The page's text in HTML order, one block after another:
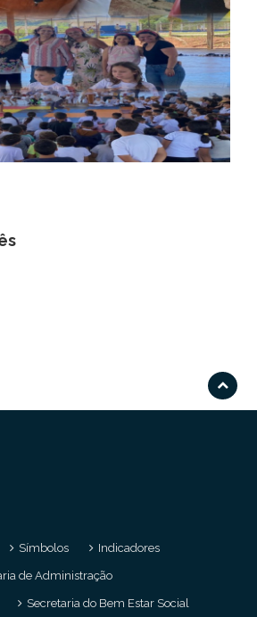
Símbolos Indicadores
de Administração
Secretaria do Bem Estar Social